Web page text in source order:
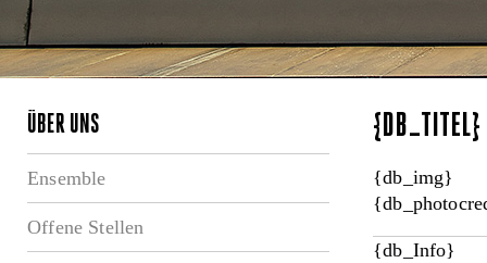
ÜBER UNS
Ensemble
Offene Stellen
{DB_TITEL}
{db_img}
{db_Info}